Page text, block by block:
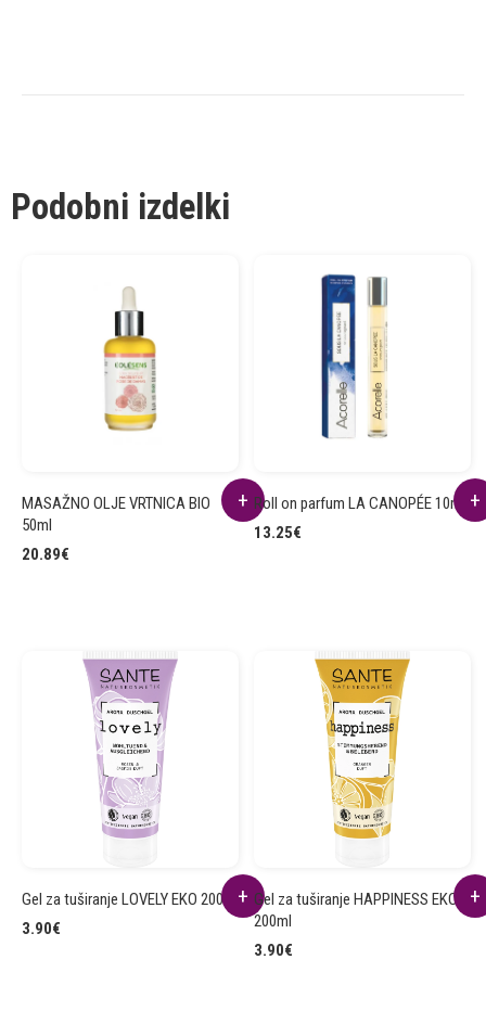
Podobni izdelki
MASAŽNO OLJE VRTNICA BIO
50ml
20.89€
Roll on parfum LA CANOPÉE 10ml
13.25€
Gel za tuširanje LOVELY EKO 200ml
3.90€
Gel za tuširanje HAPPINESS EKO
200ml
3.90€